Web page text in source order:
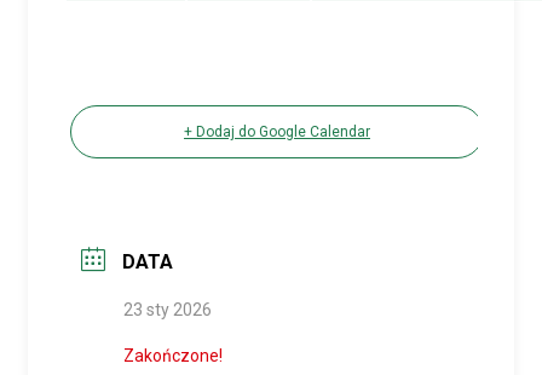
+ Dodaj do Google Calendar
DATA
23 sty 2026
Zakończone!